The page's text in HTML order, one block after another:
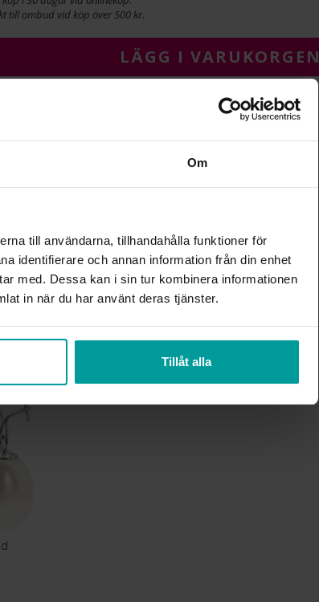
Om
till användarna, tillhandahålla funktioner för
identifierare och annan information från din enhet
med. Dessa kan i sin tur kombinera informationen
in när du har använt deras tjänster.
Tillåt alla
till ombud vid köp över 500 kr.
LÄGG I VARUKORGEN
(MM)
Albrekts Guld
Odlad sötvattenspärla
Odlade Sötvattenspärlor 8.5-9mm
(GRAM)
2.84